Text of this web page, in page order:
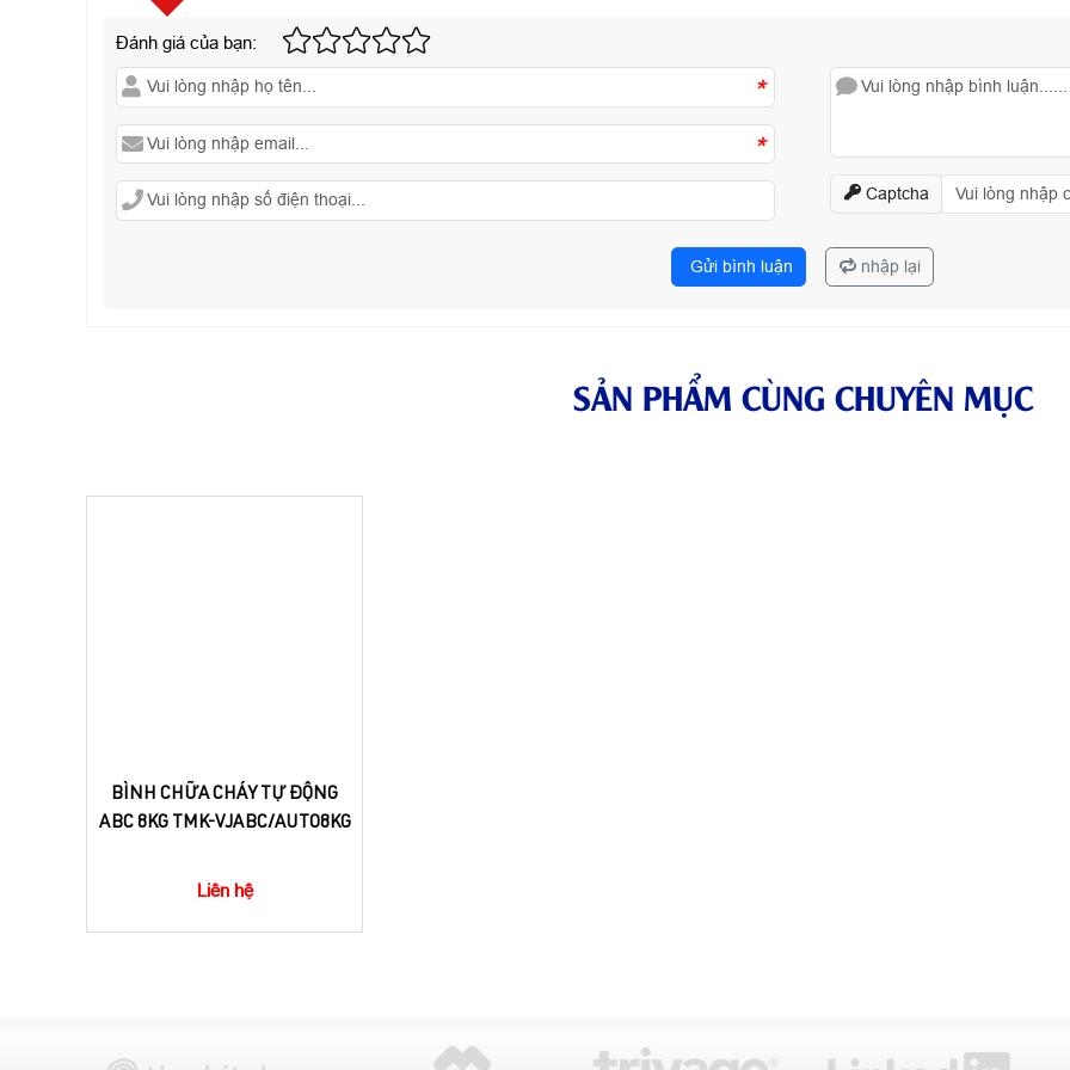
Đánh giá của bạn:
*
*
Captcha
Gửi bình luận nhập lại
SẢN PHẨM CÙNG CHUYÊN MỤC
BÌNH CHỮA CHÁY TỰ ĐỘNG
ABC 8KG TMK-VJABC/AUTO8KG
Liên hệ